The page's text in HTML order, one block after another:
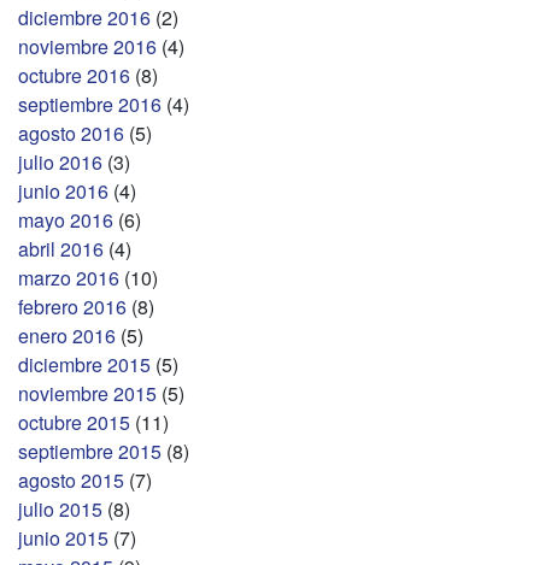
diciembre 2016 (2)
noviembre 2016 (4)
octubre 2016 (8)
septiembre 2016 (4)
agosto 2016 (5)
julio 2016 (3)
junio 2016 (4)
mayo 2016 (6)
abril 2016 (4)
marzo 2016 (10)
febrero 2016 (8)
enero 2016 (5)
diciembre 2015 (5)
noviembre 2015 (5)
octubre 2015 (11)
septiembre 2015 (8)
agosto 2015 (7)
julio 2015 (8)
junio 2015 (7)